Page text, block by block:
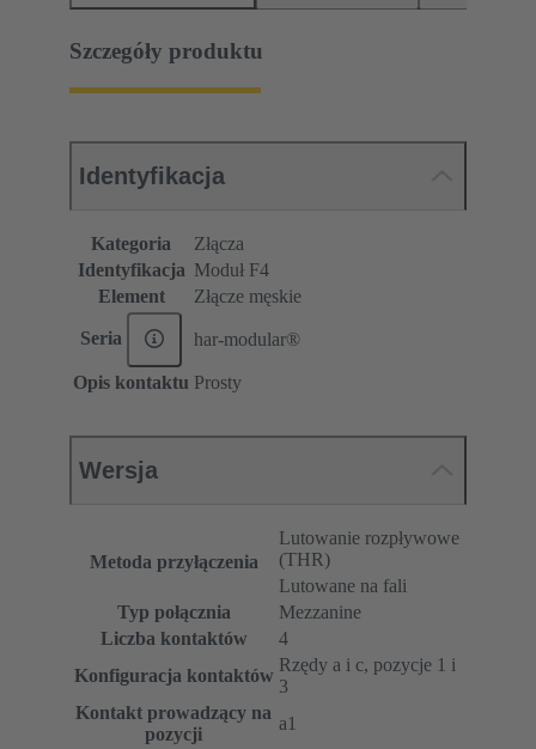
Szczegóły produktu
Identyfikacja
Kategoria
Złącza
Identyfikacja Moduł F4
Element
Złącze męskie
Seria har-modular®
Opis kontaktu Prosty
Wersja
Metoda przyłączenia
Lutowanie rozpływowe
(THR)
Lutowane na fali
Typ połącznia
Mezzanine
Liczba kontaktów
4
Konfiguracja kontaktów
Rzędy a i c, pozycje 1 i
3
Kontakt prowadzący na
pozycji
a1